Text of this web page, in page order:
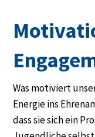
Was motiviert
Energie ins
dass sie sich ein